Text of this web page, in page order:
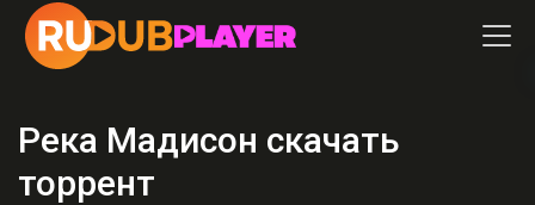
Река Мадисон скачать
торрент